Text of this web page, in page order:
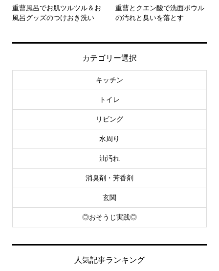
重曹風呂でお肌ツルツル＆お
風呂グッズのつけおき洗い
重曹とクエン酸で洗面ボウル
の汚れと臭いを落とす
カテゴリー選択
キッチン
トイレ
リビング
水周り
油汚れ
消臭剤・芳香剤
玄関
◎おそうじ実践◎
人気記事ランキング